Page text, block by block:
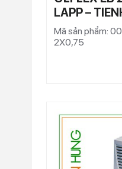
LAPP –
Mã sản phẩm:
2X0,75